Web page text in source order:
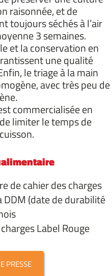
raisonnée, et de
toujours séchés à l’air
3 semaines.
et la conservation en
une qualité
le triage à la main
avec très peu de
commercialisée en
limiter le temps de
de cahier des charges
(date de durabilité
Label Rouge
PRESSE